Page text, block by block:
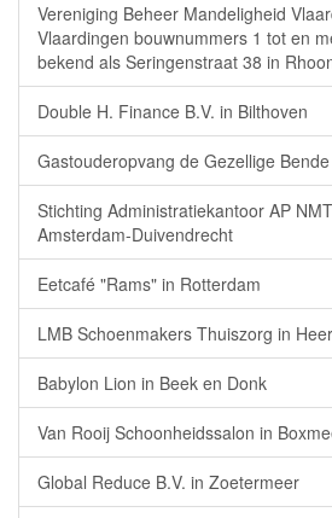
Vereniging Beheer Mandeligheid
Vlaardingen bouwnummers 1 tot en
bekend als Seringenstraat 38 in
Double H. Finance B.V. in Bilthoven
Gastouderopvang de Gezellige
Stichting Administratiekantoor AP
Amsterdam-Duivendrecht
Eetcafé "Rams" in Rotterdam
LMB Schoenmakers Thuiszorg in
Babylon Lion in Beek en Donk
Van Rooij Schoonheidssalon in
Global Reduce B.V. in Zoetermeer